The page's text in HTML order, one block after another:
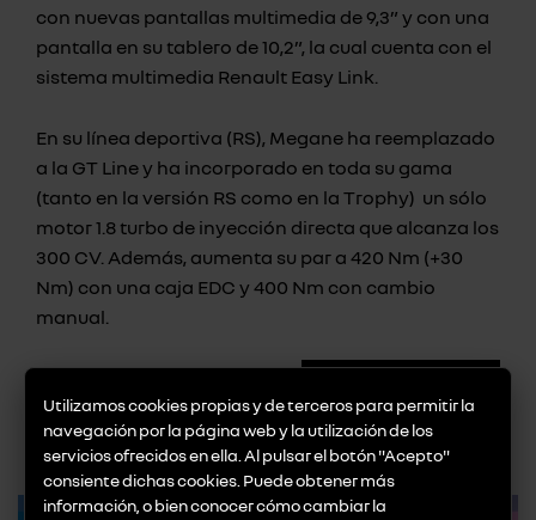
con nuevas pantallas multimedia de 9,3” y con una
pantalla en su tablero de 10,2”, la cual cuenta con el
sistema multimedia Renault Easy Link.
En su línea deportiva (RS), Megane ha reemplazado
a la GT Line y ha incorporado en toda su gama
(tanto en la versión RS como en la Trophy) un sólo
motor 1.8 turbo de inyección directa que alcanza los
300 CV. Además, aumenta su par a 420 Nm (+30
Nm) con una caja EDC y 400 Nm con cambio
manual.
promociones destacadas
Utilizamos cookies propias y de terceros para permitir la
navegación por la página web y la utilización de los
servicios ofrecidos en ella. Al pulsar el botón "Acepto"
consiente dichas cookies. Puede obtener más
información, o bien conocer cómo cambiar la